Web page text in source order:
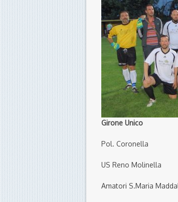
Girone Unico
Pol.
US Reno
Amatori S.Maria